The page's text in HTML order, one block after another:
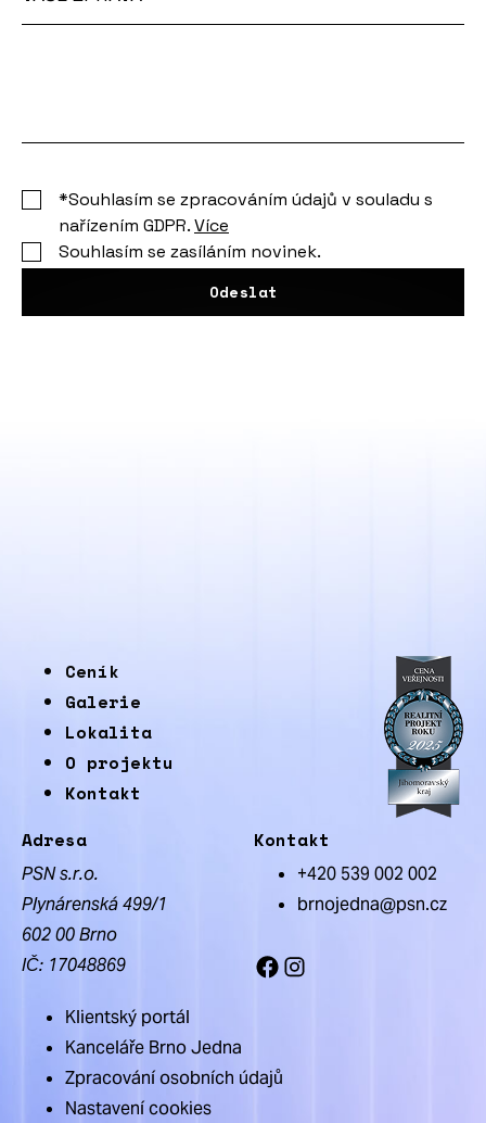
*Souhlasím se zpracováním údajů v souladu s
nařízením GDPR.Více
Souhlasím se zasíláním novinek.
Odeslat
Ceník
Galerie
Lokalita
O projektu
Kontakt
Adresa
PSN s.r.o.
Plynárenská 499/1
602 00 Brno
IČ: 17048869
Kontakt
+420 539 002 002
brnojedna@psn.cz
Facebook
Instagram
Klientský portál
Kanceláře Brno Jedna
Zpracování osobních údajů
Nastavení cookies